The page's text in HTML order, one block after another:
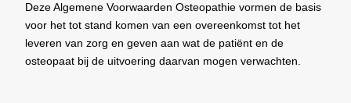
Deze Algemene Voorwaarden Osteopathie vormen de basis
voor het tot stand komen van een overeenkomst tot het
leveren van zorg en geven aan wat de patiënt en de
osteopaat bij de uitvoering daarvan mogen verwachten.